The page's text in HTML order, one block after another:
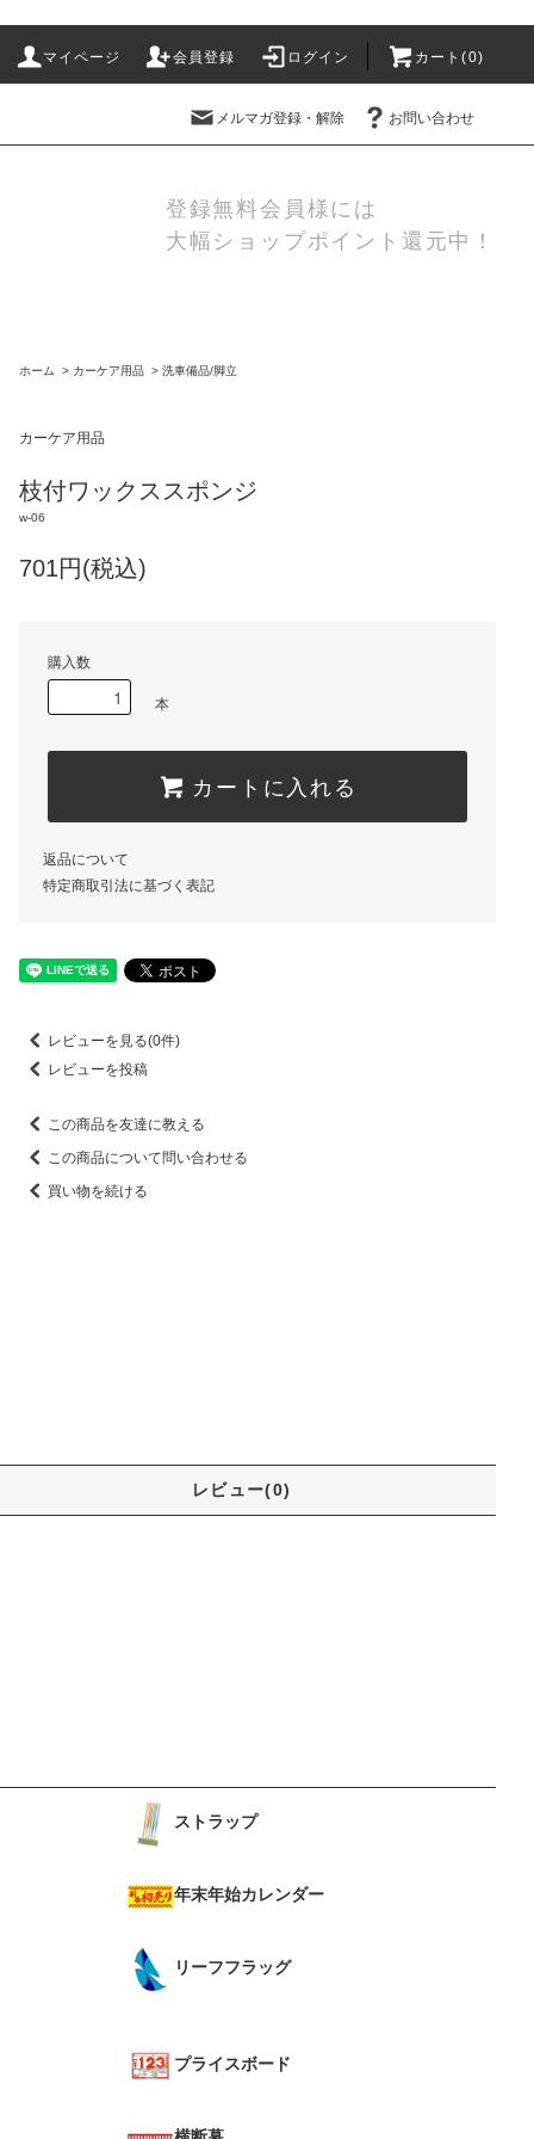
マイページ 会員登録 ログイン カート(0)
メルマガ登録・解除 お問い合わせ
登録無料会員様には
大幅ショップポイント還元中！
ホーム > カーケア用品 > 洗車備品/脚立
カーケア用品
枝付ワックススポンジ
w-06
701円(税込)
購入数
本
カートに入れる
返品について
特定商取引法に基づく表記
レビューを見る(0件)
レビューを投稿
この商品を友達に教える
この商品について問い合わせる
買い物を続ける
レビュー(0)
ストラップ
年末年始カレンダー
リーフフラッグ
プライスボード